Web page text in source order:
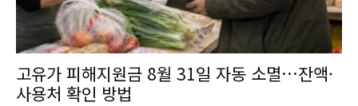
고유가 피해지원금 8월 31일 자동 소멸…잔액·
사용처 확인 방법